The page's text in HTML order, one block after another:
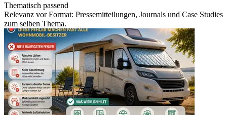
Thematisch passend
Relevanz vor Format: Pressemitteilungen, Journals und Case Studies
zum selben Thema.